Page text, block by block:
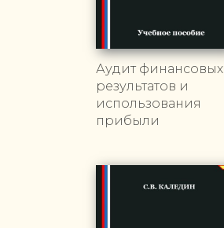
Аудит финансовых
результатов и
использования
прибыли